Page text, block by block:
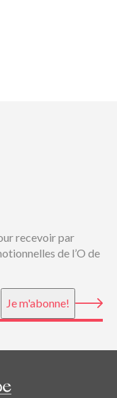
recevoir par
de l’O de
Je m'abonne!